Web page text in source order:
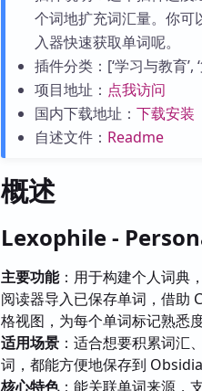
个词地扩充词汇量。你
入器快速获取单词呢。
插件分类：[‘学习与教育’,
项目地址： 点我访问
国内下载地址： 下载安装
自述文件： Readme
概述
Lexophile -
主要功能：用于构建个人词典
阅读器导入已保存单词，借助
格视图，为每个单词标记熟悉
适用场景 ：适合想要积累词汇
词，都能方便地保存到
核心特色：能关联单词来源，